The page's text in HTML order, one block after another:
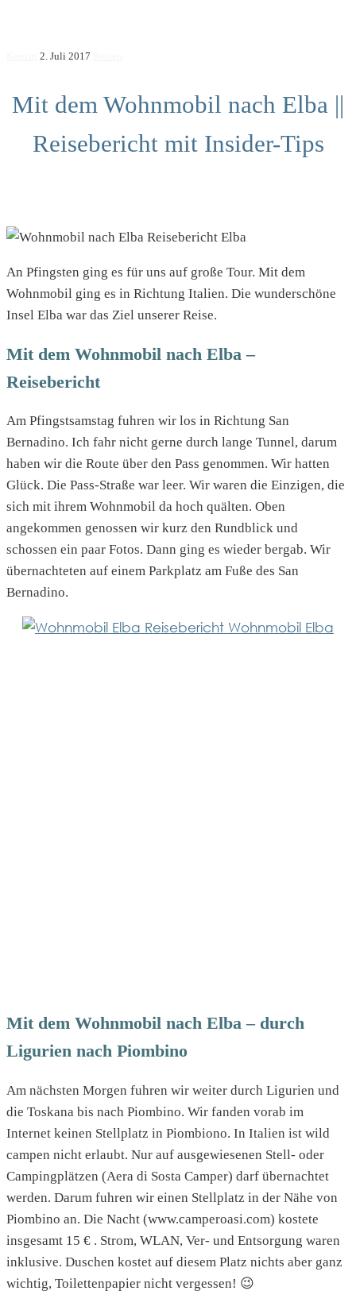
2. Juli 2017
Mit dem Wohnmobil nach Elba ||
Reisebericht mit Insider-Tips
An Pfingsten ging es für uns auf große Tour. Mit dem
Wohnmobil ging es in Richtung Italien. Die wunderschöne
Insel Elba war das Ziel unserer Reise.
Mit dem Wohnmobil nach Elba –
Reisebericht
Am Pfingstsamstag fuhren wir los in Richtung San
Bernadino. Ich fahr nicht gerne durch lange Tunnel, darum
haben wir die Route über den Pass genommen. Wir hatten
Glück. Die Pass-Straße war leer. Wir waren die Einzigen, die
sich mit ihrem Wohnmobil da hoch quälten. Oben
angekommen genossen wir kurz den Rundblick und
schossen ein paar Fotos. Dann ging es wieder bergab. Wir
übernachteten auf einem Parkplatz am Fuße des San
Bernadino.
Mit dem Wohnmobil nach Elba – durch
Ligurien nach Piombino
Am nächsten Morgen fuhren wir weiter durch Ligurien und
die Toskana bis nach Piombino. Wir fanden vorab im
Internet keinen Stellplatz in Piombiono. In Italien ist wild
campen nicht erlaubt. Nur auf ausgewiesenen Stell- oder
Campingplätzen (Aera di Sosta Camper) darf übernachtet
werden. Darum fuhren wir einen Stellplatz in der Nähe von
Piombino an. Die Nacht (www.camperoasi.com) kostete
insgesamt 15 € . Strom, WLAN, Ver- und Entsorgung waren
inklusive. Duschen kostet auf diesem Platz nichts aber ganz
wichtig, Toilettenpapier nicht vergessen! 😉